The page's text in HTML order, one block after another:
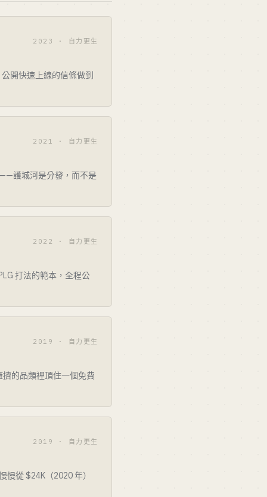
2023 · 自力更生
開快速上線的信條做到
2021 · 自力更生
護城河是分發，而不是
2022 · 自力更生
打法的範本，全程公
2019 · 自力更生
的品類裡頂住一個免費
2019 · 自力更生
從 $24K（2020 年）